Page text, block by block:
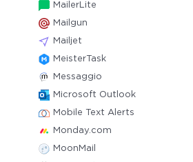
MailerLite
Mailgun
Mailjet
MeisterTask
Messaggio
Microsoft Outlook
Mobile Text Alerts
Monday.com
MoonMail